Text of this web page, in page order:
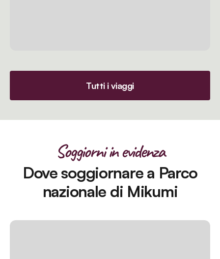
Tutti i viaggi
Soggiorni in evidenza
Dove soggiornare a Parco
nazionale di Mikumi